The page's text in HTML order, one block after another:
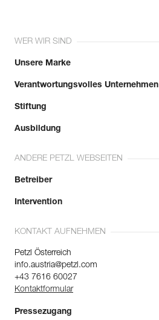
WER WIR SIND
Unsere Marke
Verantwortungsvolles Unternehmen
Stiftung
Ausbildung
ANDERE PETZL WEBSEITEN
Betreiber
Intervention
KONTAKT AUFNEHMEN
Petzl Österreich
info.austria@petzl.com
+43 7616 60027
Kontaktformular
Pressezugang